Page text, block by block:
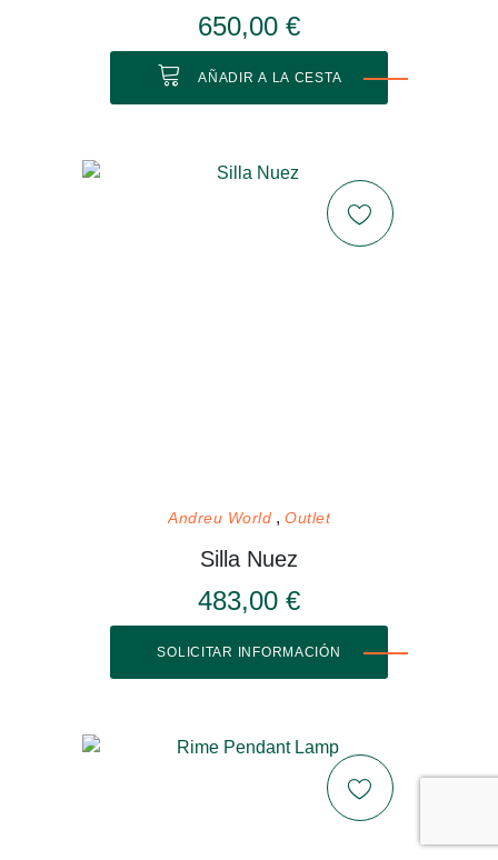
650,00 €
AÑADIR A LA CESTA
Andreu World Outlet
Silla Nuez
483,00 €
SOLICITAR INFORMACIÓN